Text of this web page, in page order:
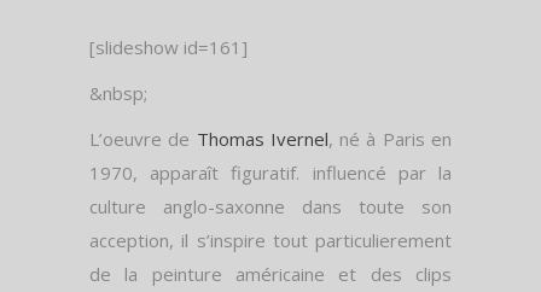
[slideshow id=161]
&nbsp;
L’oeuvre de Thomas Ivernel, né à Paris en
1970, apparaît figuratif. influencé par la
culture anglo-saxonne dans toute son
acception, il s’inspire tout particulierement
de la peinture américaine et des clips